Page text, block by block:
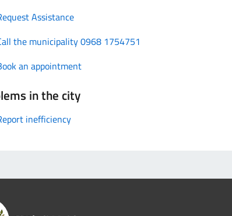
Assistance
the municipality 0968 1754751
an appointment
in the city
inefficiency